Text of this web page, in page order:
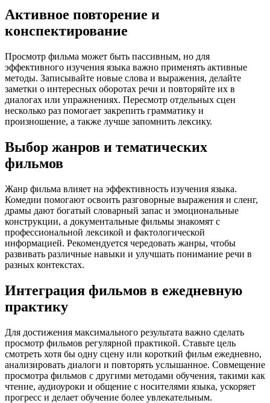
Активное повторение и
конспектирование
Просмотр фильма может быть пассивным, но для
эффективного изучения языка важно применять активные
методы. Записывайте новые слова и выражения, делайте
заметки о интересных оборотах речи и повторяйте их в
диалогах или упражнениях. Пересмотр отдельных сцен
несколько раз помогает закрепить грамматику и
произношение, а также лучше запомнить лексику.
Выбор жанров и тематических
фильмов
Жанр фильма влияет на эффективность изучения языка.
Комедии помогают освоить разговорные выражения и сленг,
драмы дают богатый словарный запас и эмоциональные
конструкции, а документальные фильмы знакомят с
профессиональной лексикой и фактологической
информацией. Рекомендуется чередовать жанры, чтобы
развивать различные навыки и улучшать понимание речи в
разных контекстах.
Интеграция фильмов в ежедневную
практику
Для достижения максимального результата важно сделать
просмотр фильмов регулярной практикой. Ставьте цель
смотреть хотя бы одну сцену или короткий фильм ежедневно,
анализировать диалоги и повторять услышанное. Совмещение
просмотра фильмов с другими методами обучения, такими как
чтение, аудиоуроки и общение с носителями языка, ускоряет
прогресс и делает обучение более увлекательным.